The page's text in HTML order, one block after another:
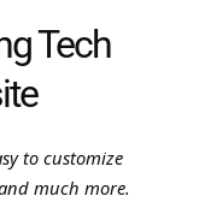
Tech
to customize
much more.